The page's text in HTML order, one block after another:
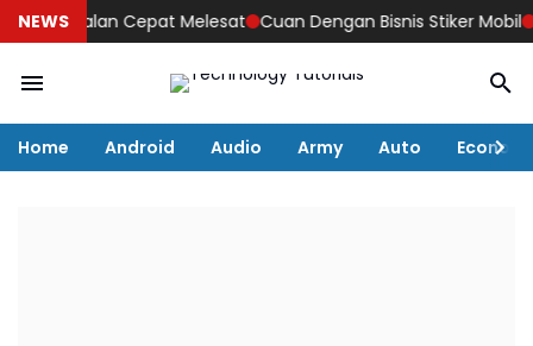
NEWSCepat Melesat Cuan Dengan Bisnis Stiker Mobil GIIAS
Home Android Audio Army Auto